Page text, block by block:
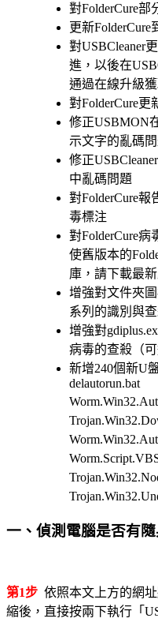
對FolderCure
更新FolderCure
對USBCleaner
進，以後在
通過在線升級
對FolderCure
修正USBMON
示文字的亂碼
修正
中亂碼問題
對FolderCure報
毒標注
對FolderCure
使舊版本的
庫，請下載最新
增強對文件夾
系列的識別與
增強對
病毒的查殺（可
新增240個新U
delautorun.bat
一、偵測電腦是否有
第1步 依照本文上方的網
縮後，直接按兩下執行「